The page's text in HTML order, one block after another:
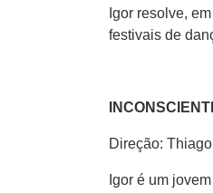
Igor resolve,
festivais de
Direção:
Igor é um